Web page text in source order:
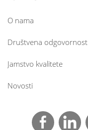
O nama
Društvena odgovornost
Jamstvo kvalitete
Novosti